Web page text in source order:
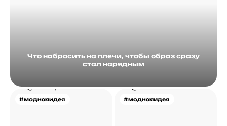
Что набросить на плечи, чтобы образ сразу
стал нарядным
#моднаяидея #моднаяидея